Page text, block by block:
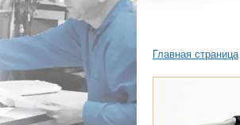
Главная страница